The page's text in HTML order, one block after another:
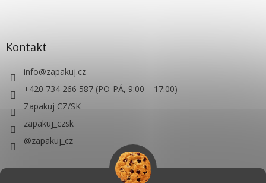
Kontakt
info@zapakuj.cz
+420 734 266 587 (PO-PÁ, 9:00 – 17:00)
Zapakuj CZ/SK
zapakuj_czsk
@zapakuj_cz